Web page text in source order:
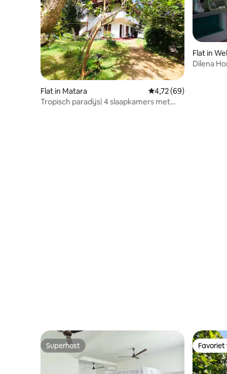
Flat in Matara Gemiddelde
4,72 (69)
Tropisch paradijs| 4 slaapkamers met
Flat in
Dilena
Superhost
Superhost